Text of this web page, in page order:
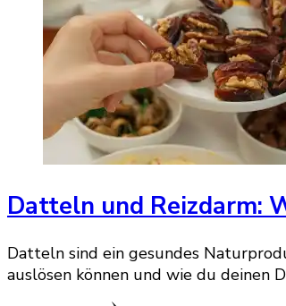
Datteln und Reizdarm:
Datteln sind ein gesundes
auslösen können und wie du deinen